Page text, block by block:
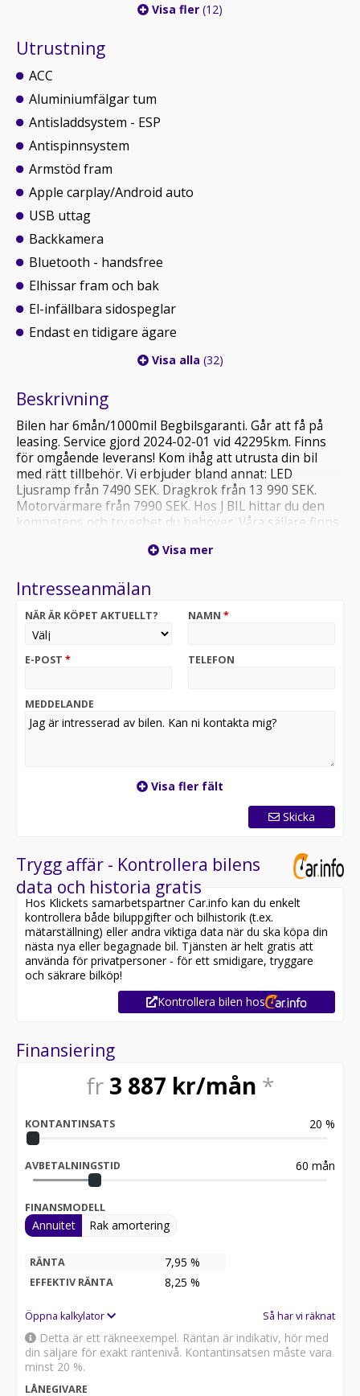
Visa fler (12)
Utrustning
ACC
Aluminiumfälgar tum
Antisladdsystem - ESP
Antispinnsystem
Armstöd fram
Apple carplay/Android auto
USB uttag
Backkamera
Bluetooth - handsfree
Elhissar fram och bak
El-infällbara sidospeglar
Endast en tidigare ägare
Visa alla (32)
Beskrivning
Bilen har 6mån/1000mil Begbilsgaranti. Går att få på
leasing. Service gjord 2024-02-01 vid 42295km. Finns
för omgående leverans! Kom ihåg att utrusta din bil
med rätt tillbehör. Vi erbjuder bland annat: LED
Ljusramp från 7490 SEK. Dragkrok från 13 990 SEK.
Motorvärmare från 7990 SEK. Hos J BIL hittar du den
kompetens och trygghet du behöver. Våra säljare finns
12-48 månaders bilgaranti. Alla våra bilar är
begagnat kontroll. Vi erbjuder även hemleverans över
erbjuda begagnade bilar av hög kvalitet och vi har alltid
minst 800 bilar i lager. Som kund ska man känna sig
inbyte. Kontakta vår anläggning för mer information.
Visa mer
Intresseanmälan
NÄR ÄR KÖPET AKTUELLT? NAMN *
E-POST * TELEFON
MEDDELANDE
Visa fler fält
Skicka
Trygg affär - Kontrollera bilens
data och historia gratis
Hos Klickets samarbetspartner Car.info kan du enkelt
kontrollera både biluppgifter och bilhistorik (t.ex.
mätarställning) eller andra viktiga data när du ska köpa din
nästa nya eller begagnade bil. Tjänsten är helt gratis att
använda för privatpersoner - för ett smidigare, tryggare
och säkrare bilköp!
Kontrollera bilen hos
Finansiering
fr 3 887 kr/mån *
KONTANTINSATS 20 %
AVBETALNINGSTID 60 mån
FINANSMODELL
Annuitet Rak amortering
RÄNTA 7,95 %
EFFEKTIV RÄNTA 8,25 %
Öppna kalkylator Så har vi räknat
Detta är ett räkneexempel. Räntan är indikativ, hör med
din säljare för exakt räntenivå. Kontantinsatsen måste vara
minst 20 %.
LÅNEGIVARE